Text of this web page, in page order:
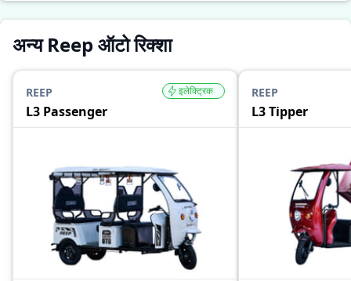
अन्य Reep ऑटो रिक्शा
REEP
L3 Passenger
इलेक्ट्रिक REEP
L3 Tipper